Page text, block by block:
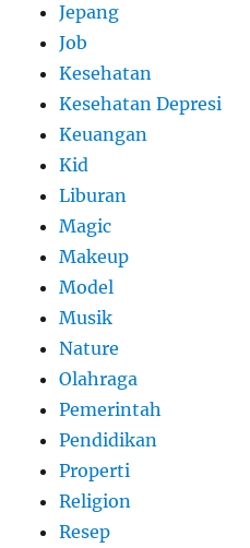
Jepang
Job
Kesehatan
Kesehatan Depresi
Keuangan
Kid
Liburan
Magic
Makeup
Model
Musik
Nature
Olahraga
Pemerintah
Pendidikan
Properti
Religion
Resep